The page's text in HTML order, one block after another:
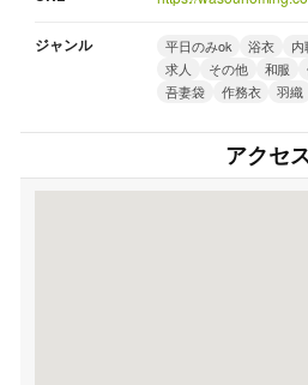
ジャンル 平日のみok 浴衣 内
求人
その他 和服
吾妻袋
作務衣 羽織
アクセ